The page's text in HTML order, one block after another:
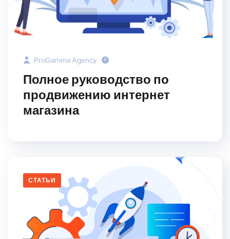
ProGamma Agency
Полное руководство по
продвижению интернет
магазина
СТАТЬИ